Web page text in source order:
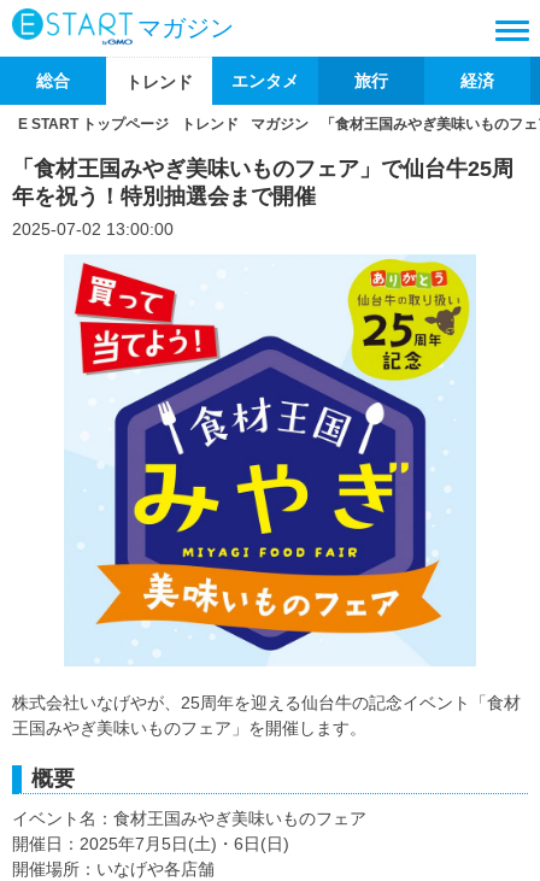
マガジン
総合 トレンド エンタメ 旅行 経済
E START トップページ トレンド マガジン 「食材王国みやぎ美味いものフ
「食材王国みやぎ美味いものフェア」で仙台牛25周
年を祝う！特別抽選会まで開催
2025-07-02 13:00:00
株式会社いなげやが、25周年を迎える仙台牛の記念イベント「食材
王国みやぎ美味いものフェア」を開催します。
概要
イベント名：食材王国みやぎ美味いものフェア
開催日：2025年7月5日(土)・6日(日)
開催場所：いなげや各店舗